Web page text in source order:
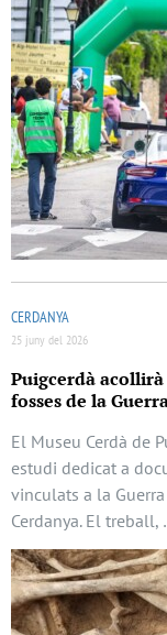
CERDANYA
25 juny del 2026
Puigcerdà acollirà
fosses de la
El Museu Cerdà de
estudi dedicat a
vinculats a la
Cerdanya. El treball,